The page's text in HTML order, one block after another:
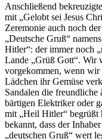
Anschließend
mit
Gelobt sei Jesus
Zeremonie auch noch
Deutsche Gruß
namens
Hitler : der immer noch
Lande
Grüß Gott . Wir
vorgekommen, wenn wir
Lädchen ihr Gemüse
Sandalen die freundliche
bärtigen Elektriker oder
mit
Heil Hitler
begrüßt
bekannt, dass der
deutschen Gruß
wert